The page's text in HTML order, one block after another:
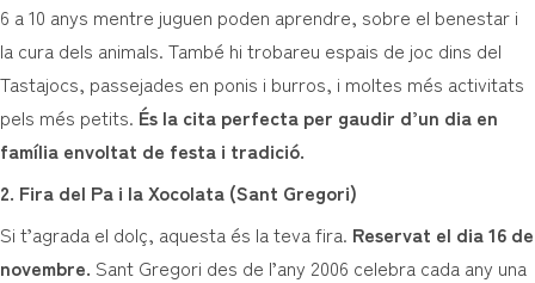
6 a 10 anys mentre juguen poden aprendre, sobre el benestar i
la cura dels animals. També hi trobareu espais de joc dins del
Tastajocs, passejades en ponis i burros, i moltes més activitats
pels més petits. És la cita perfecta per gaudir d’un dia en
família envoltat de festa i tradició.
2. Fira del Pa i la Xocolata (Sant Gregori)
Si t’agrada el dolç, aquesta és la teva fira. Reservat el dia 16 de
novembre. Sant Gregori des de l’any 2006 celebra cada any una